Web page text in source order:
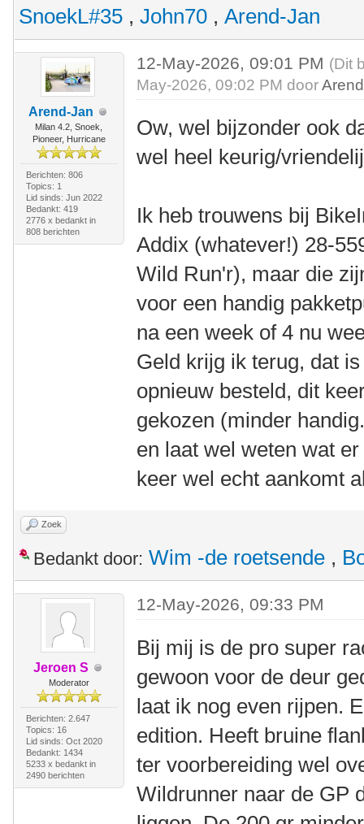
SnoekL#35 , John70 , Arend-Jan
Arend-Jan
Milan 4.2, Snoek,
Pioneer, Hurricane
Berichten: 806
Topics: 1
Lid sinds: Jun 2022
Bedankt: 419
2776 x bedankt in
808 berichten
12-May-2026, 09:01 PM (Dit
May-2026, 09:02 PM door
Ow, wel bijzonder ook
wel heel keurig/
Ik heb trouwens bij
Addix (whatever!) 28-
Wild Run'r), maar die
voor een handig
na een week of 4 nu
Geld krijg ik terug, dat
opnieuw besteld, dit
gekozen (minder
en laat wel weten wat
keer wel echt aankomt
Zoek
Bedankt door: Wim -de roetsende ,
Jeroen S
Moderator
Berichten: 2.647
Topics: 16
Lid sinds: Oct 2020
Bedankt: 1434
5233 x bedankt in
2490 berichten
12-May-2026, 09:33 PM
Bij mij is de pro super
gewoon voor de deur
laat ik nog even rijpen.
edition. Heeft bruine
ter voorbereiding wel
Wildrunner naar de GP